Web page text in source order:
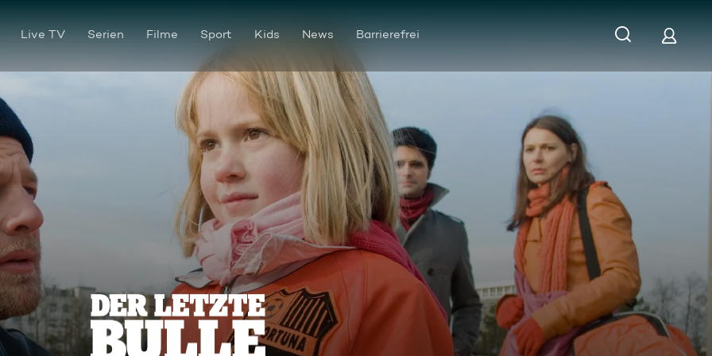
Live TV Serien Filme Sport Kids News Barrierefrei
Das Runde muss ins Eckige